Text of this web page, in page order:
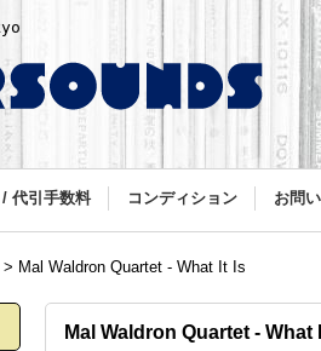
代引手数料 コンディション お問
> Mal Waldron Quartet - What It Is
Mal Waldron Quartet - What